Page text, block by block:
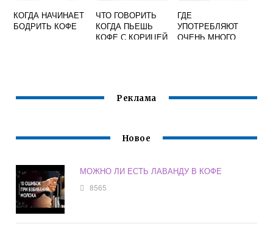
КОГДА НАЧИНАЕТ
БОДРИТЬ КОФЕ
ЧТО ГОВОРИТЬ
КОГДА ПЬЕШЬ
КОФЕ С КОРИЦЕЙ
ГДЕ
УПОТРЕБЛЯЮТ
ОЧЕНЬ МНОГО
РЕЗЕРВУАРОМ
Реклама
Новое
МОЖНО ЛИ ЕСТЬ ЛАВАНДУ В КОФЕ
8565